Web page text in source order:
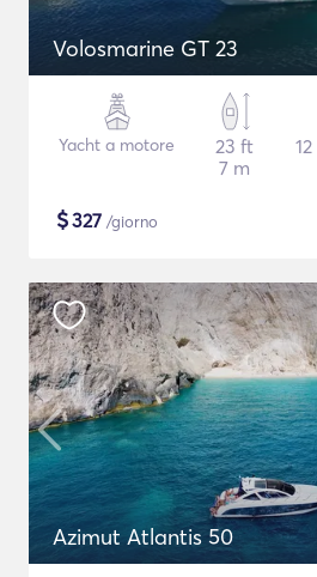
Volosmarine GT 23
Yacht a motore
23 ft
7 m
$327 /giorno
Azimut Atlantis 50